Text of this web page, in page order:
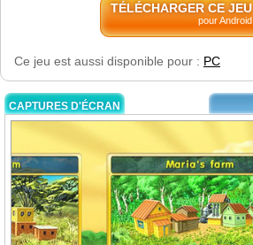
TÉLÉCHARGER CE JEU
pour Android
Ce jeu est aussi disponible pour : PC
CAPTURES D'ÉCRAN